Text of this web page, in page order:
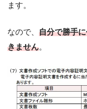
ます。
なので、 自分で勝手
きません。